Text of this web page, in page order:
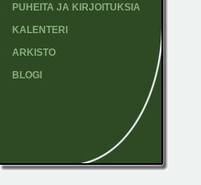
PUHEITA JA KIRJOITUKSIA
KALENTERI
ARKISTO
BLOGI